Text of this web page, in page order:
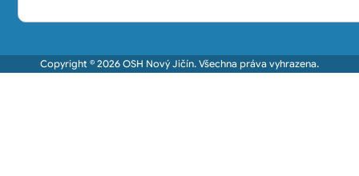
Copyright © 2026 OSH Nový Jičín. Všechna práva vyhrazena.